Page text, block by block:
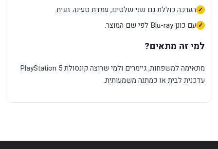
הערכה כוללת גם שני שלטים, עמדת טעינה זוגית.
עם כונן Blu-ray לפי שם המוצר.
למי זה מתאים?
מתאימה למשפחות, גיימרים ולמי שרוצה קונסולת PlayStation 5
עדכנית לבית או כמתנה משמעותית.